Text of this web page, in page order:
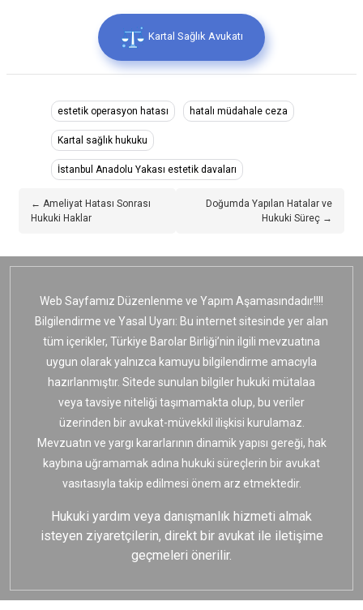
Kartal Sağlık Avukatı
estetik operasyon hatası hatalı müdahale ceza
Kartal sağlık hukuku
İstanbul Anadolu Yakası estetik davaları
← Ameliyat Hatası Sonrası
Hukuki Haklar
Doğumda Yapılan Hatalar ve
Hukuki Süreç →
Web Sayfamız Düzenlenme ve Yapım Aşamasındadır!!!!
Bilgilendirme ve Yasal Uyarı: Bu internet sitesinde yer alan
tüm içerikler, Türkiye Barolar Birliği’nin ilgili mevzuatına
uygun olarak yalnızca kamuyu bilgilendirme amacıyla
hazırlanmıştır. Sitede sunulan bilgiler hukuki mütalaa
veya tavsiye niteliği taşımamakta olup, bu veriler
üzerinden bir avukat-müvekkil ilişkisi kurulamaz.
Mevzuatın ve yargı kararlarının dinamik yapısı gereği, hak
kaybına uğramamak adına hukuki süreçlerin bir avukat
vasıtasıyla takip edilmesi önem arz etmektedir.
Hukuki yardım veya danışmanlık hizmeti almak
isteyen ziyaretçilerin, direkt bir avukat ile iletişime
geçmeleri önerilir.